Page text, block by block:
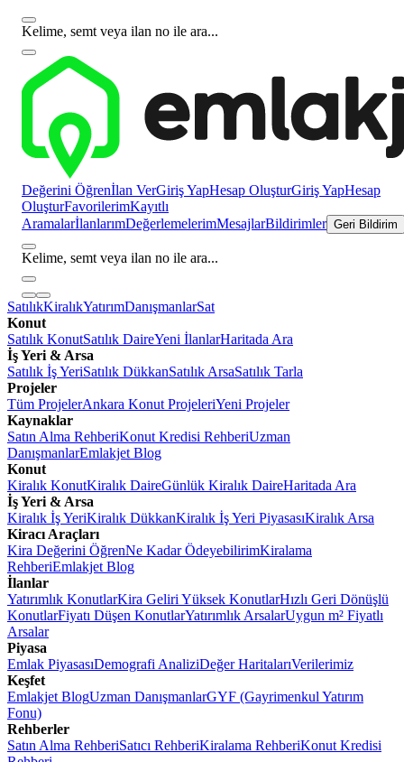
Kelime, semt veya ilan no ile ara...
Değerini Öğrenİlan VerGiriş YapHesap OluşturGiriş YapHesap
OluşturFavorilerimKayıtlı
AramalarİlanlarımDeğerlemelerimMesajlarBildirimler Geri Bildirim
Kelime, semt veya ilan no ile ara...
SatılıkKiralıkYatırımDanışmanlarSat
Konut
Satılık KonutSatılık DaireYeni İlanlarHaritada Ara
İş Yeri & Arsa
Satılık İş YeriSatılık DükkanSatılık ArsaSatılık Tarla
Projeler
Tüm ProjelerAnkara Konut ProjeleriYeni Projeler
Kaynaklar
Satın Alma RehberiKonut Kredisi RehberiUzman
DanışmanlarEmlakjet Blog
Konut
Kiralık KonutKiralık DaireGünlük Kiralık DaireHaritada Ara
İş Yeri & Arsa
Kiralık İş YeriKiralık DükkanKiralık İş Yeri PiyasasıKiralık Arsa
Kiracı Araçları
Kira Değerini ÖğrenNe Kadar ÖdeyebilirimKiralama
RehberiEmlakjet Blog
İlanlar
Yatırımlık KonutlarKira Geliri Yüksek KonutlarHızlı Geri Dönüşlü
KonutlarFiyatı Düşen KonutlarYatırımlık ArsalarUygun m² Fiyatlı
Arsalar
Piyasa
Emlak PiyasasıDemografi AnaliziDeğer HaritalarıVerilerimiz
Keşfet
Emlakjet BlogUzman DanışmanlarGYF (Gayrimenkul Yatırım
Fonu)
Rehberler
Satın Alma RehberiSatıcı RehberiKiralama RehberiKonut Kredisi